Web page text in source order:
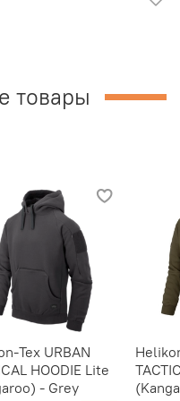
товары
Tex URBAN
HOODIE Lite
- Grey